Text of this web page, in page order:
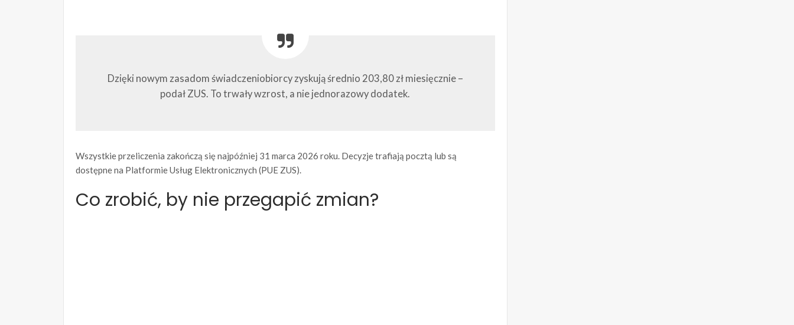
Dzięki nowym zasadom świadczeniobiorcy zyskują średnio 203,80 zł miesięcznie –
podał ZUS. To trwały wzrost, a nie jednorazowy dodatek.
Wszystkie przeliczenia zakończą się najpóźniej 31 marca 2026 roku. Decyzje trafiają pocztą lub są
dostępne na Platformie Usług Elektronicznych (PUE ZUS).
Co zrobić, by nie przegapić zmian?